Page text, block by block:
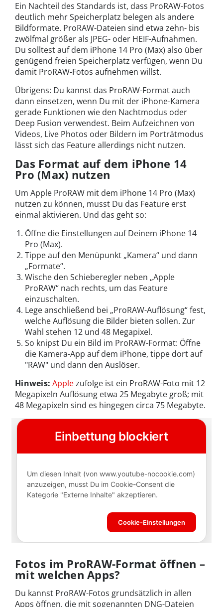
Ein Nachteil des Standards ist, dass ProRAW-Fotos
deutlich mehr Speicherplatz belegen als andere
Bildformate. ProRAW-Dateien sind etwa zehn- bis
zwölfmal größer als JPEG- oder HEIF-Aufnahmen.
Du solltest auf dem iPhone 14 Pro (Max) also über
genügend freien Speicherplatz verfügen, wenn Du
damit ProRAW-Fotos aufnehmen willst.
Übrigens: Du kannst das ProRAW-Format auch
dann einsetzen, wenn Du mit der iPhone-Kamera
gerade Funktionen wie den Nachtmodus oder
Deep Fusion verwendest. Beim Aufzeichnen von
Videos, Live Photos oder Bildern im Porträtmodus
lässt sich das Feature allerdings nicht nutzen.
Das Format auf dem iPhone 14
Pro (Max) nutzen
Um Apple ProRAW mit dem iPhone 14 Pro (Max)
nutzen zu können, musst Du das Feature erst
einmal aktivieren. Und das geht so:
Öffne die Einstellungen auf Deinem iPhone 14
Pro (Max).
Tippe auf den Menüpunkt „Kamera“ und dann
„Formate“.
Wische den Schieberegler neben „Apple
ProRAW“ nach rechts, um das Feature
einzuschalten.
Lege anschließend bei „ProRAW-Auflösung“ fest,
welche Auflösung die Bilder bieten sollen. Zur
Wahl stehen 12 und 48 Megapixel.
So knipst Du ein Bild im ProRAW-Format: Öffne
die Kamera-App auf dem iPhone, tippe dort auf
"RAW" und dann den Auslöser.
Hinweis: Applezufolge ist ein ProRAW-Foto mit 12
Megapixeln Auflösung etwa 25 Megabyte groß; mit
48 Megapixeln sind es hingegen circa 75 Megabyte.
Fotos im ProRAW-Format öffnen –
mit welchen Apps?
Du kannst ProRAW-Fotos grundsätzlich in allen
Apps öffnen, die mit sogenannten DNG-Dateien